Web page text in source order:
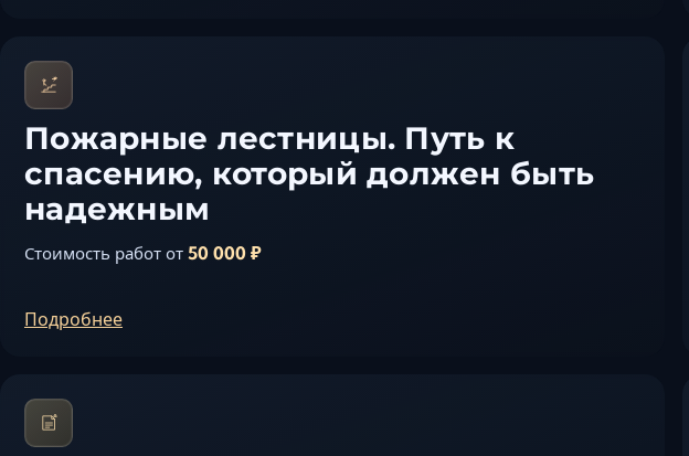
Пожарные лестницы. Путь к
спасению, который должен быть
надежным
Стоимость работ от 50 000 ₽
Подробнее